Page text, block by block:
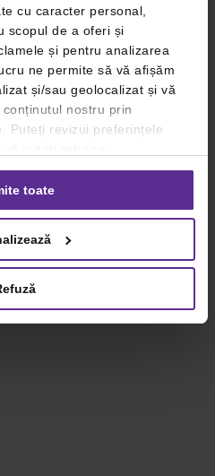
cu caracter personal,
scopul de a oferi și
și pentru analizarea
ne permite să vă afișăm
și/sau geolocalizat și vă
nostru prin
Puteți revizui preferințele
click pe linkul către
cookie.Detalii
toate